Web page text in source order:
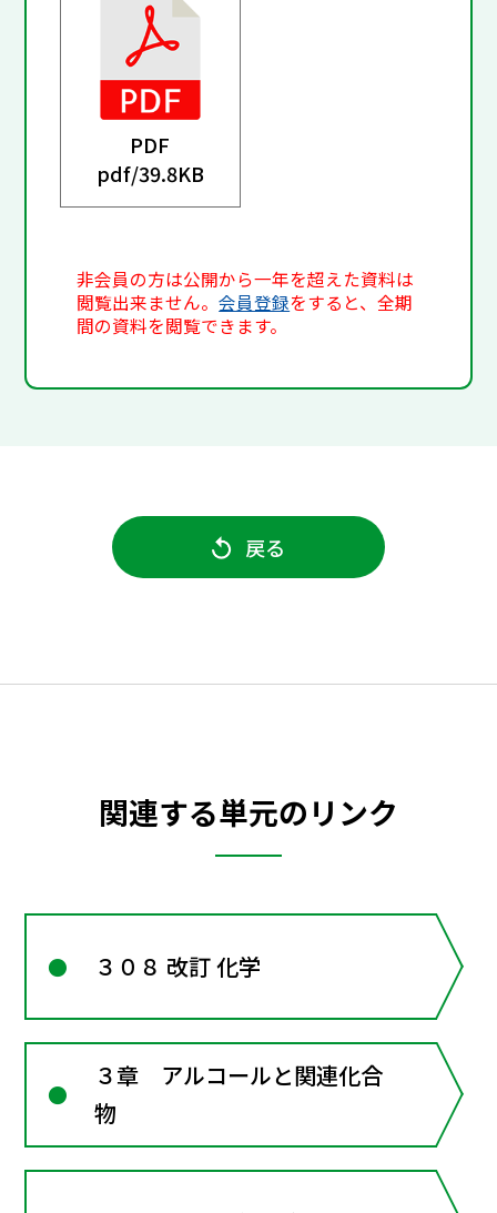
PDF
pdf/39.8KB
非会員の方は公開から一年を超えた資料は
閲覧出来ません。会員登録をすると、全期
間の資料を閲覧できます。
戻る
関連する単元のリンク
３０８ 改訂 化学
３章 アルコールと関連化合
物